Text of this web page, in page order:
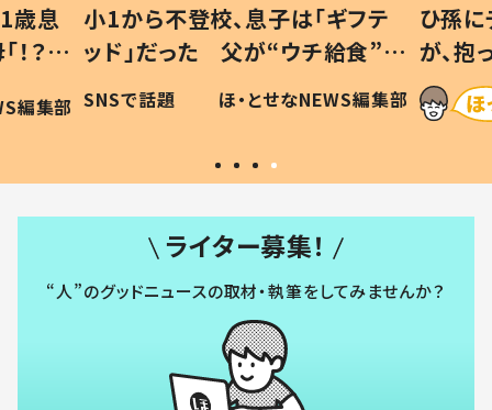
歳息
？」
編集部
小1から不登校、息子は「ギフテ
ッド」だった 父が“ウチ給食”を
作り続ける理由とは #令和の親
#令和の子
SNSで話題 ほ・とせなNEWS編集部
ひ孫
が、
「涙が
い」
ライター募集！
“人”のグッドニュースの取材・執筆をしてみませんか？